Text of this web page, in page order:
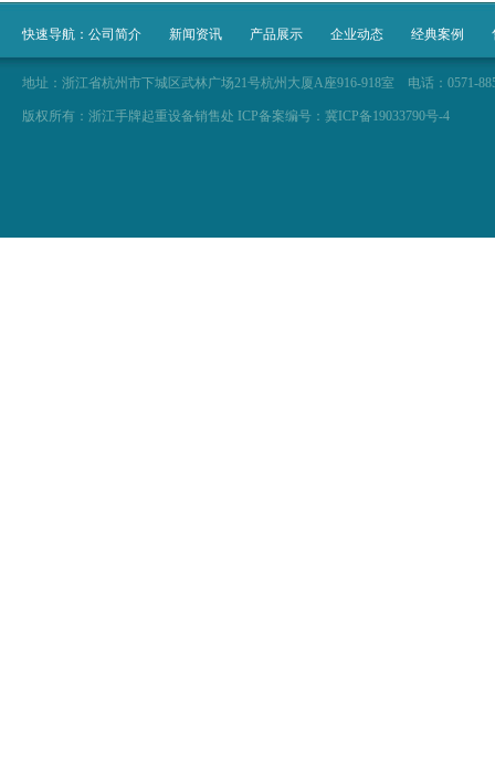
快速导航： 公司简介 新闻资讯 产品展示 企业动态 经典案例
地址：浙江省杭州市下城区武林广场21号杭州大厦A座916-918室 电话：0571-
版权所有：浙江手牌起重设备销售处 ICP备案编号：冀ICP备19033790号-4